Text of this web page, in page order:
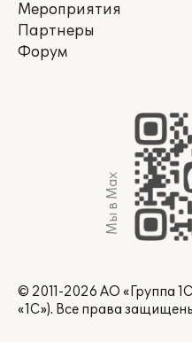
Мероприятия
Партнеры
Форум
Мы в Max
© 2011-2026 АО «Группа
«1С»). Все права